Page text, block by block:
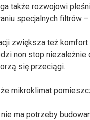
także rozwojowi
specjalnych filtrów
zwiększa też
non stop niezależnie
się przeciągi.
mikroklimat
ma potrzeby